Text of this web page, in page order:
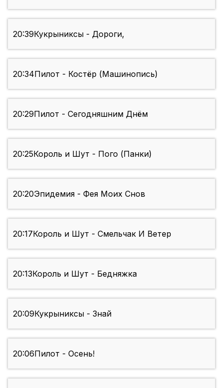
20:39Кукрыниксы - Дороги,
20:34Пилот - Костёр (Машинопись)
20:29Пилот - Сегодняшним Днём
20:25Король и Шут - Пого (Панки)
20:20Эпидемия - Фея Моих Снов
20:17Король и Шут - Смельчак И Ветер
20:13Король и Шут - Бедняжка
20:09Кукрыниксы - Знай
20:06Пилот - Осень!